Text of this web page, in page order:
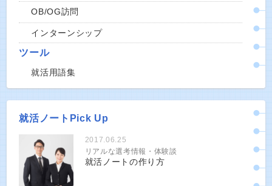
OB/OG訪問
インターンシップ
ツール
就活用語集
就活ノートPick Up
2017.06.25
リアルな選考情報・体験談
就活ノートの作り方